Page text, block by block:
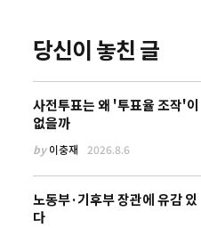
당신이 놓친 글
사전투표는 왜 '투표율 조작'이
없을까
by이충재 2026.8.6
노동부·기후부 장관에 유감 있
다